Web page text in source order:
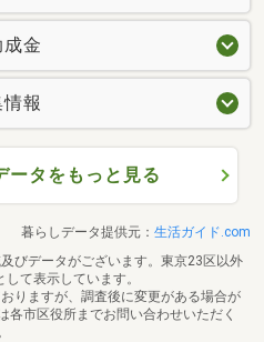
金
報
ータをもっと見る
暮らしデータ提供元： 生活ガイド.com
びデータがございます。東京23区以外
て表示しています。
りますが、調査後に変更がある場合が
各市区役所までお問い合わせいただく